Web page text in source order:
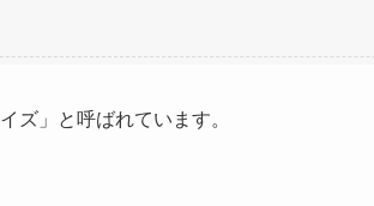
ズ」と呼ばれています。